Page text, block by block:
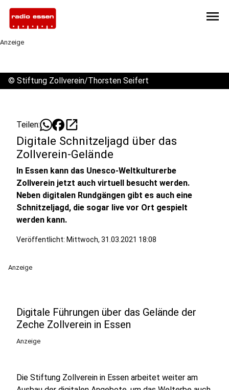
menu
Anzeige
© Stiftung Zollverein/Thorsten Seifert
Teilen: open_in_new
Digitale Schnitzeljagd über das
Zollverein-Gelände
In Essen kann das Unesco-Weltkulturerbe
Zollverein jetzt auch virtuell besucht werden.
Neben digitalen Rundgängen gibt es auch eine
Schnitzeljagd, die sogar live vor Ort gespielt
werden kann.
Veröffentlicht: Mittwoch, 31.03.2021 18:08
Anzeige
Digitale Führungen über das Gelände der
Zeche Zollverein in Essen
Anzeige
Die Stiftung Zollverein in Essen arbeitet weiter am